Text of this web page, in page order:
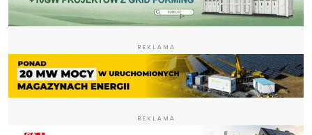
REKLAMA
REKLAMA